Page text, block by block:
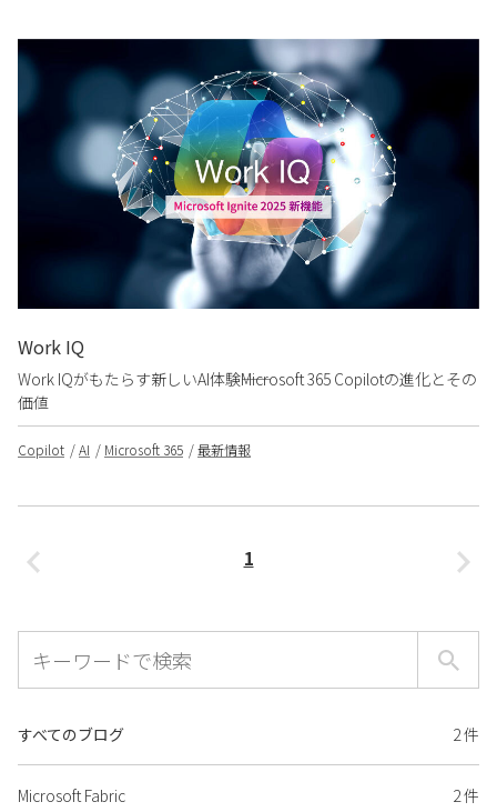
Work IQ
Work IQがもたらす新しいAI体験――Microsoft 365 Copilotの進化とその
価値
Copilot AI Microsoft 365 最新情報
1
すべてのブログ 2 件
Microsoft Fabric 2 件